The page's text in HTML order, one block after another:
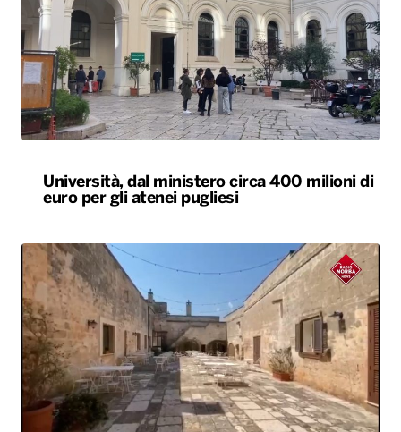
Università, dal ministero circa 400 milioni di
euro per gli atenei pugliesi